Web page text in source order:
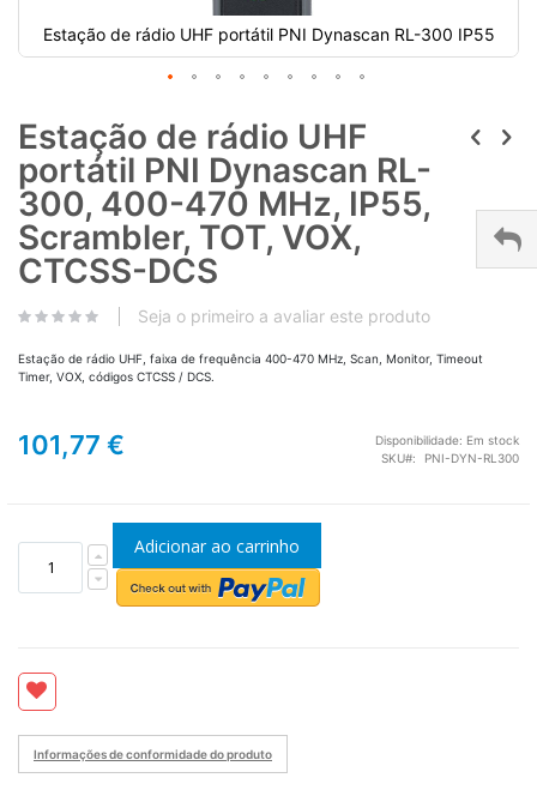
Estação de rádio UHF portátil PNI Dynascan RL-300 IP55
Estação de rádio UHF
portátil PNI Dynascan RL-
300, 400-470 MHz, IP55,
Scrambler, TOT, VOX,
CTCSS-DCS
Seja o primeiro a avaliar este produto
Estação de rádio UHF, faixa de frequência 400-470 MHz, Scan, Monitor, Timeout
Timer, VOX, códigos CTCSS / DCS.
101,77 € Disponibilidade: Em stock
SKU
PNI-DYN-RL300
Adicionar ao carrinho
Informações de conformidade do produto